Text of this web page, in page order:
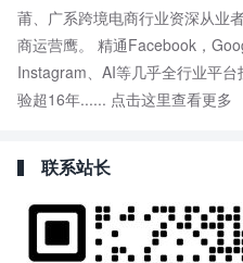
莆、广系跨境电商行业资深从业
商运营鹰。 精通Facebook，
Instagram、AI等几乎全行业平
验超16年...... 点击这里查看更多
联系站长